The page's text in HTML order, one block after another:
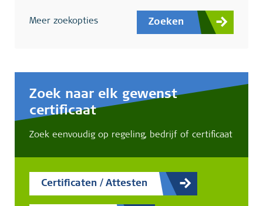
Meer zoekopties Zoeken
Zoek naar elk gewenst
certificaat
Zoek eenvoudig op regeling, bedrijf of certificaat
Certificaten / Attesten